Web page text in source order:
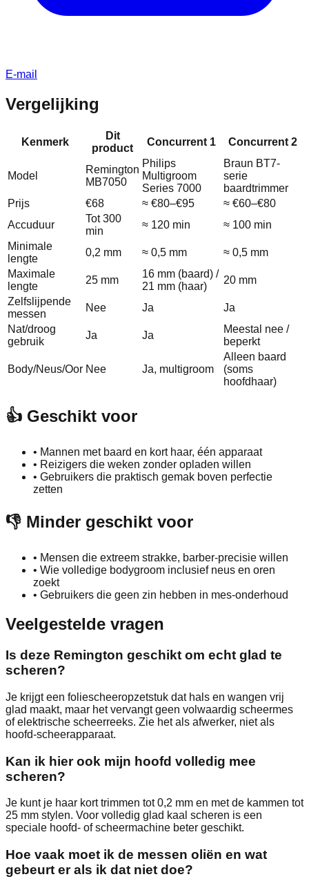
E-mail
Vergelijking
Kenmerk
Dit
product
Concurrent 1 Concurrent 2
Model
Remington
MB7050
Philips
Multigroom
Series 7000
Braun BT7-
serie
baardtrimmer
Prijs
€68 ≈ €80–€95
≈ €60–€80
Accuduur
Tot 300
min
≈ 120 min
≈ 100 min
Minimale
lengte
0,2 mm ≈ 0,5 mm
≈ 0,5 mm
Maximale
lengte
25 mm
16 mm (baard) /
21 mm (haar)
20 mm
Zelfslijpende
messen
Nee Ja
Ja
Nat/droog
gebruik
Ja Ja
Meestal nee /
beperkt
Body/Neus/Oor Nee Ja, multigroom
Alleen baard
(soms
hoofdhaar)
👍 Geschikt voor
• Mannen met baard en kort haar, één apparaat
• Reizigers die weken zonder opladen willen
• Gebruikers die praktisch gemak boven perfectie
zetten
👎 Minder geschikt voor
• Mensen die extreem strakke, barber-precisie willen
• Wie volledige bodygroom inclusief neus en oren
zoekt
• Gebruikers die geen zin hebben in mes-onderhoud
Veelgestelde vragen
Is deze Remington geschikt om echt glad te
scheren?
Je krijgt een foliescheeropzetstuk dat hals en wangen vrij
glad maakt, maar het vervangt geen volwaardig scheermes
of elektrische scheerreeks. Zie het als afwerker, niet als
hoofd-scheerapparaat.
Kan ik hier ook mijn hoofd volledig mee
scheren?
Je kunt je haar kort trimmen tot 0,2 mm en met de kammen tot
25 mm stylen. Voor volledig glad kaal scheren is een
speciale hoofd- of scheermachine beter geschikt.
Hoe vaak moet ik de messen oliën en wat
gebeurt er als ik dat niet doe?